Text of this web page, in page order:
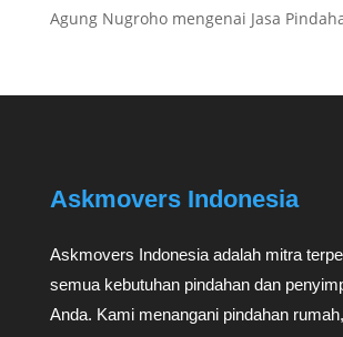
Agung Nugrohomengenai Jasa
Askmovers Indonesia
Askmovers Indonesia adalah mitra
semua kebutuhan pindahan dan
Anda. Kami menangani pindahan